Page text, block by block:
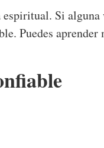
Si
Puedes